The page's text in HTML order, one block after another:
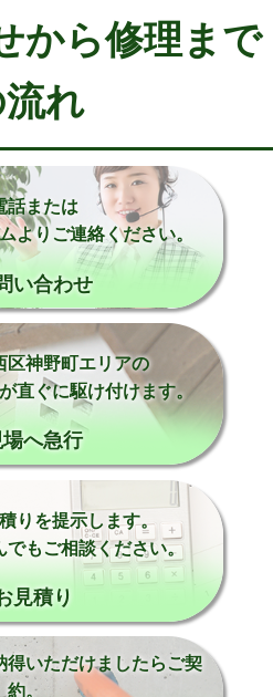
から修理まで
れ
話または
よりご連絡ください。
い合わせ
区神野町エリアの
直ぐに駆け付けます。
へ急行
りを提示します。
でもご相談ください。
見積り
得いただけましたらご契
約。